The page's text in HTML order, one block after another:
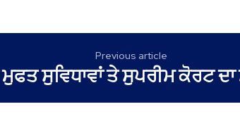
Previous article
ਮੁਫਤ ਸੁਵਿਧਾਵਾਂ ਤੇ ਸੁਪਰੀਮ ਕੋਰਟ